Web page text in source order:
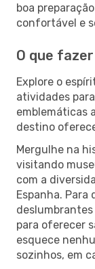
boa
confortável e
O que
Explore o
atividades
emblemáticas
destino
Mergulhe na
visitando
com a
Espanha.
para oferecer
esquece
sozinhos, em